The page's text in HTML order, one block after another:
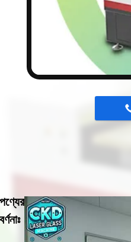
পণ্যের
বর্ণনাঃ